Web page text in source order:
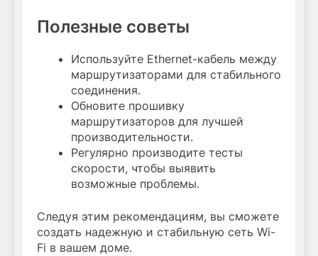
Полезные советы
Используйте Ethernet-кабель между
маршрутизаторами для стабильного
соединения.
Обновите прошивку
маршрутизаторов для лучшей
производительности.
Регулярно производите тесты
скорости, чтобы выявить
возможные проблемы.
Следуя этим рекомендациям, вы сможете
создать надежную и стабильную сеть Wi-
Fi в вашем доме.